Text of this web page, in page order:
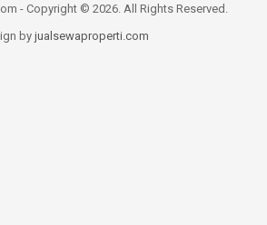
- Copyright © 2026. All Rights Reserved.
byjualsewaproperti.com